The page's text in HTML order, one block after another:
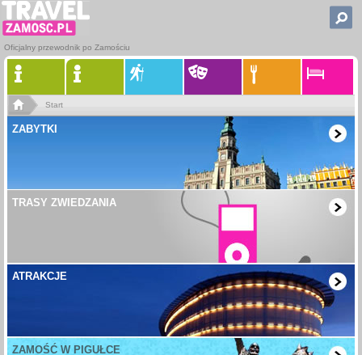
Oficjalny przewodnik po Zamościu
Start
ZABYTKI
TRASY ZWIEDZANIA
ATRAKCJE
ZAMOŚĆ W PIGUŁCE